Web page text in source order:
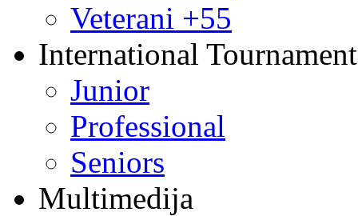
Veterani +55
International
Junior
Professional
Seniors
Multimedija